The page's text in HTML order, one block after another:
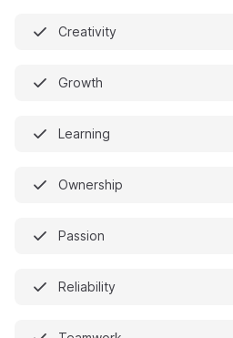
Creativity
Growth
Learning
Ownership
Passion
Reliability